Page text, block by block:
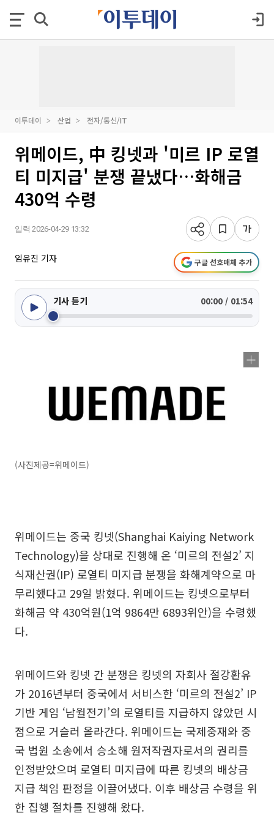
이투데이 산업 전자/통신/IT
위메이드, 中 킹넷과 '미르 IP 로열
티 미지급' 분쟁 끝냈다…화해금
430억 수령
입력 2026-04-29 13:32
임유진 기자 구글 선호매체 추가
기사 듣기 00:00 / 01:54
(사진제공=위메이드)
위메이드는 중국 킹넷(Shanghai Kaiying Network
Technology)을 상대로 진행해 온 ‘미르의 전설2’ 지
식재산권(IP) 로열티 미지급 분쟁을 화해계약으로 마
무리했다고 29일 밝혔다. 위메이드는 킹넷으로부터
화해금 약 430억원(1억 9864만 6893위안)을 수령했
다.
위메이드와 킹넷 간 분쟁은 킹넷의 자회사 절강환유
가 2016년부터 중국에서 서비스한 ‘미르의 전설2’ IP
기반 게임 ‘남월전기’의 로열티를 지급하지 않았던 시
점으로 거슬러 올라간다. 위메이드는 국제중재와 중
국 법원 소송에서 승소해 원저작권자로서의 권리를
인정받았으며 로열티 미지급에 따른 킹넷의 배상금
지급 책임 판정을 이끌어냈다. 이후 배상금 수령을 위
한 집행 절차를 진행해 왔다.